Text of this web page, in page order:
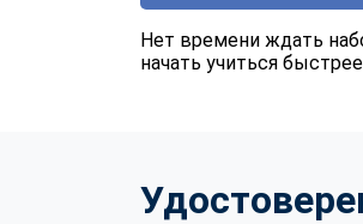
Нет времени ждать
начать учиться